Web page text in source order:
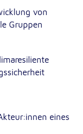
von
Gruppen
eines